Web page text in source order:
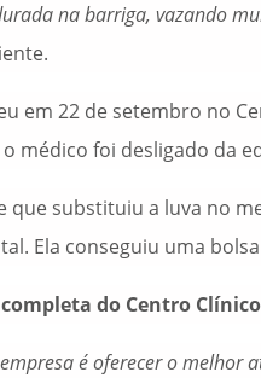
na barriga, vazando
em 22 de setembro no
médico foi desligado da
que substituiu a luva no
Ela conseguiu uma
do Centro
é oferecer o melhor